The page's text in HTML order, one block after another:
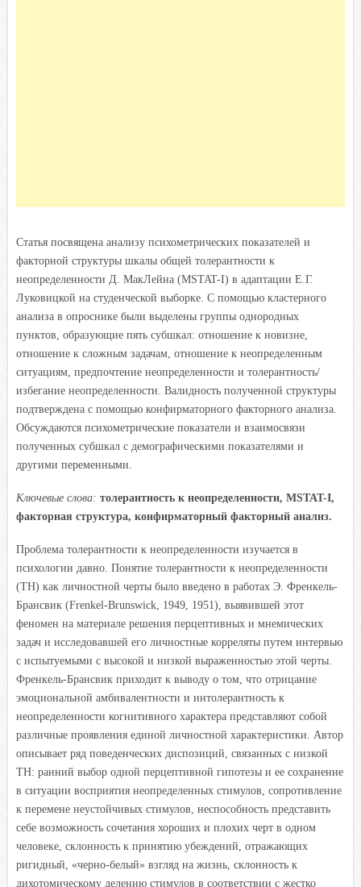
Статья посвящена анализу психометрических показателей и
факторной структуры шкалы общей толерантности к
неопределенности Д. МакЛейна (MSTAT-I) в адаптации Е.Г.
Луковицкой на студенческой выборке. С помощью кластерного
анализа в опроснике были выделены группы однородных
пунктов, образующие пять субшкал: отношение к новизне,
отношение к сложным задачам, отношение к неопределенным
ситуациям, предпочтение неопределенности и толерантность/
избегание неопределенности. Валидность полученной структуры
подтверждена с помощью конфирматорного факторного анализа.
Обсуждаются психометрические показатели и взаимосвязи
полученных субшкал с демографическими показателями и
другими переменными.
Ключевые слова: толерантность к неопределенности, MSTAT-I,
факторная структура, конфирматорный факторный анализ.
Проблема толерантности к неопределенности изучается в
психологии давно. Понятие толерантности к неопределенности
(ТН) как личностной черты было введено в работах Э. Френкель-
Брансвик (Frenkel-Brunswick, 1949, 1951), выявившей этот
феномен на материале решения перцептивных и мнемических
задач и исследовавшей его личностные корреляты путем интервью
с испытуемыми с высокой и низкой выраженностью этой черты.
Френкель-Брансвик приходит к выводу о том, что отрицание
эмоциональной амбивалентности и интолерантность к
неопределенности когнитивного характера представляют собой
различные проявления единой личностной характеристики. Автор
описывает ряд поведенческих диспозиций, связанных с низкой
ТН: ранний выбор одной перцептивной гипотезы и ее сохранение
в ситуации восприятия неопределенных стимулов, сопротивление
к перемене неустойчивых стимулов, неспособность представить
себе возможность сочетания хороших и плохих черт в одном
человеке, склонность к принятию убеждений, отражающих
ригидный, «черно-белый» взгляд на жизнь, склонность к
дихотомическому делению стимулов в соответствии с жестко